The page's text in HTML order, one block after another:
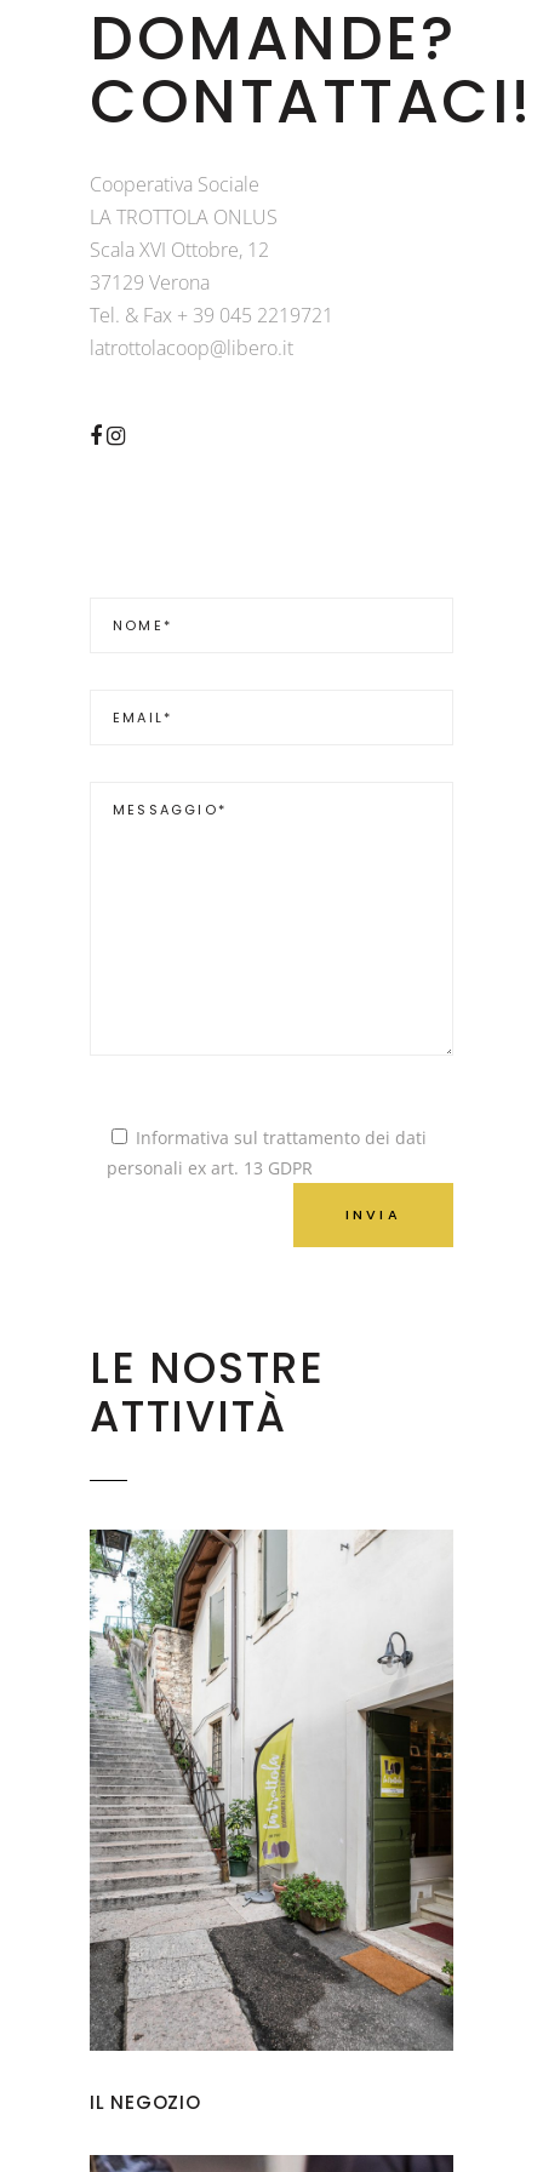
DOMANDE?
CONTATTACI!
Cooperativa Sociale
LA TROTTOLA ONLUS
Scala XVI Ottobre, 12
37129 Verona
Tel. & Fax + 39 045 2219721
latrottolacoop@libero.it
Informativa sul trattamento dei dati
personali ex art. 13 GDPR
LE NOSTRE
ATTIVITÀ
IL NEGOZIO